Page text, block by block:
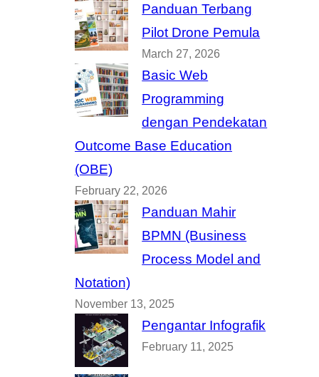
Panduan Terbang
Pilot Drone Pemula
March 27, 2026
Basic Web
Programming
dengan Pendekatan
Outcome Base Education
(OBE)
February 22, 2026
Panduan Mahir
BPMN (Business
Process Model and
Notation)
November 13, 2025
Pengantar Infografik
February 11, 2025